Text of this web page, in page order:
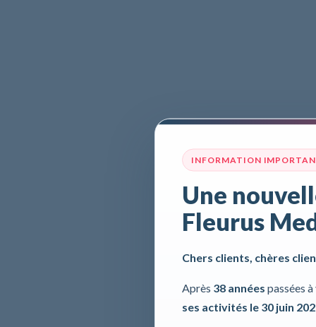
INFORMATION
Une
Fleurus
Chers clients, chères
Après 38 années passées
ses activités le 30 juin